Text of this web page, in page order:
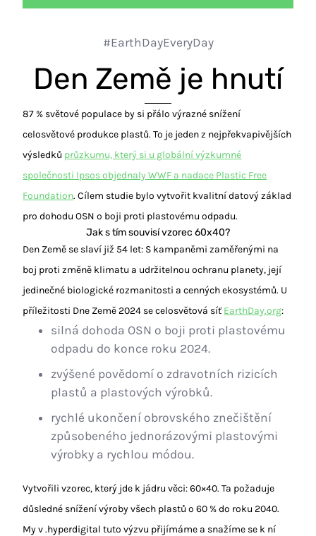
#EarthDayEveryDay
Den Země je hnutí
87 % světové populace by si přálo výrazné snížení
celosvětové produkce plastů. To je jeden z nejpřekvapivějších
výsledků průzkumu, který si u globální výzkumné
společnosti Ipsos objednaly WWF a nadace Plastic Free
Foundation. Cílem studie bylo vytvořit kvalitní datový základ
pro dohodu OSN o boji proti plastovému odpadu.
Jak s tím souvisí vzorec 60x40?
Den Země se slaví již 54 let: S kampaněmi zaměřenými na
boj proti změně klimatu a udržitelnou ochranu planety, její
jedinečné biologické rozmanitosti a cenných ekosystémů. U
příležitosti Dne Země 2024 se celosvětová síť EarthDay.org:
silná dohoda OSN o boji proti plastovému
odpadu do konce roku 2024.
zvýšené povědomí o zdravotních rizicích
plastů a plastových výrobků.
rychlé ukončení obrovského znečištění
způsobeného jednorázovými plastovými
výrobky a rychlou módou.
Vytvořili vzorec, který jde k jádru věci: 60×40. Ta požaduje
důsledné snížení výroby všech plastů o 60 % do roku 2040.
My v .hyperdigital tuto výzvu přijímáme a snažíme se k ní